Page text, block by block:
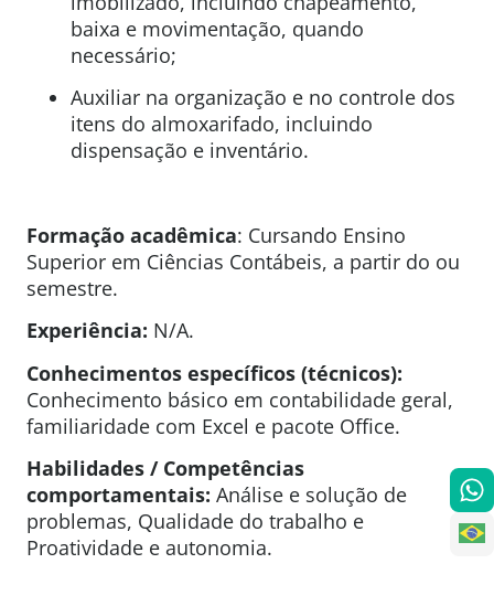
baixa e movimentação, quando
necessário;
Auxiliar na organização e no controle dos
itens do almoxarifado, incluindo
dispensação e inventário.
Formação acadêmica: Cursando Ensino
Superior em Ciências Contábeis, a partir do ou
semestre.
Experiência: N/A.
Conhecimentos específicos (técnicos):
Conhecimento básico em contabilidade geral,
familiaridade com Excel e pacote Office.
Habilidades / Competências
comportamentais: Análise e solução de
problemas, Qualidade do trabalho e
Proatividade e autonomia.